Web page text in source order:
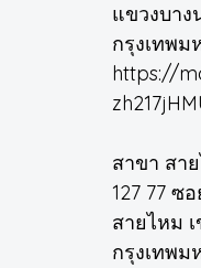
แขวงบาง
กรุงเทพม
https://
สาขา สา
127 77 ซ
สายไหม
กรุงเทพม